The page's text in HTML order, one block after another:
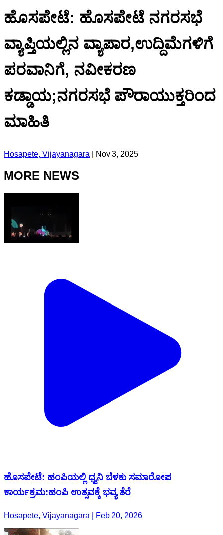
ಹೊಸಪೇಟೆ: ಹೊಸಪೇಟೆ ನಗರಸಭೆ
ವ್ಯಾಪ್ತಿಯಲ್ಲಿನ ವ್ಯಾಪಾರ,ಉದ್ದಿಮೆಗಳಿಗೆ
ಪರವಾನಿಗೆ, ನವೀಕರಣ
ಕಡ್ಡಾಯ;ನಗರಸಭೆ ಪೌರಾಯುಕ್ತರಿಂದ
ಮಾಹಿತಿ
Hosapete, Vijayanagara Nov 3, 2025
MORE NEWS
ಹೊಸಪೇಟೆ: ಹಂಪಿಯಲ್ಲಿ ಧ್ವನಿ ಬೆಳಕು ಸಮಾರೋಪ
ಕಾರ್ಯಕ್ರಮ:ಹಂಪಿ ಉತ್ಸವಕ್ಕೆ ಭವ್ಯ ತೆರೆ
Hosapete, Vijayanagara | Feb 20, 2026